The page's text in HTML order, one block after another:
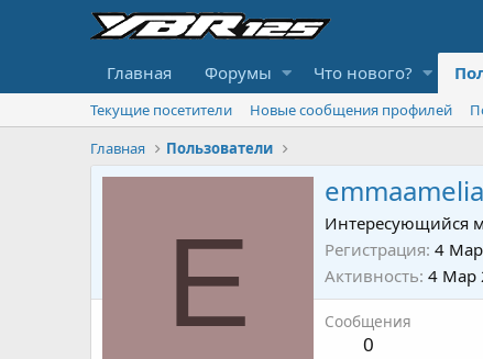
Главная Форумы Что нового?
Текущие посетители Новые сообщения профилей
Главная
Пользователи
E
Интересующийся
Регистрация 4
Активность 4 Мар
Сообщения
0